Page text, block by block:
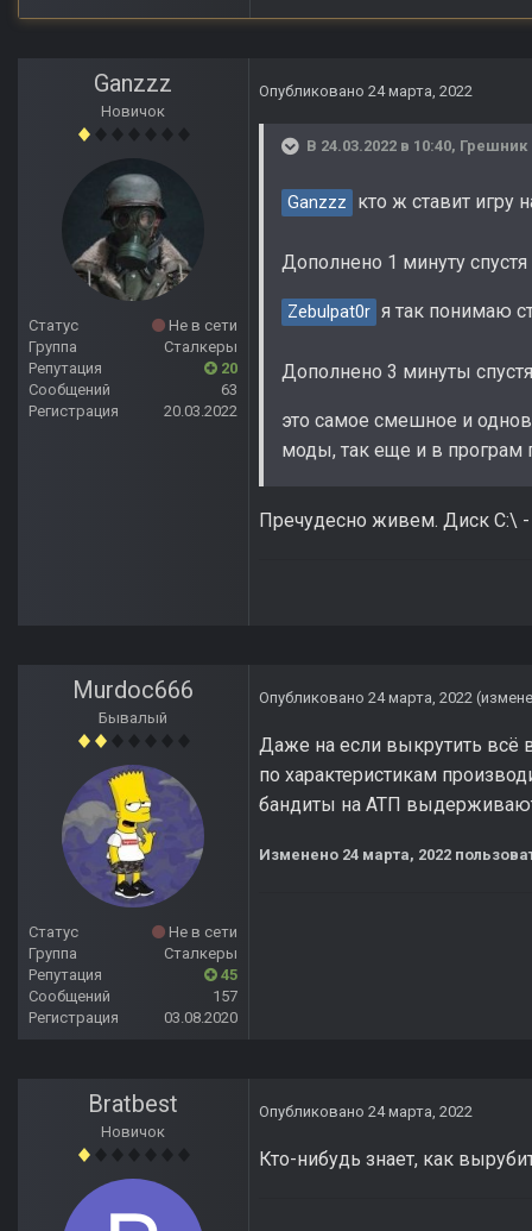
Ganzzz
Новичок
Статус
Не в сети
Группа
Сталкеры
Репутация
20
Сообщений
63
Регистрация
20.03.2022
Опубликовано 24 марта, 2022
В 24.03.2022 в 10:40, Грешник
Ganzzz кто ж ставит игру
Дополнено 1 минуту спустя
Zebulpat0r я так понимаю
Дополнено 3 минуты спустя
это самое смешное и
моды, так еще и в програм
Пречудесно живем. Диск C:\ -
Murdoc666
Бывалый
Статус
Не в сети
Группа
Сталкеры
Репутация
45
Сообщений
157
Регистрация
03.08.2020
Опубликовано 24 марта, 2022
Даже на если выкрутить всё
по характеристикам
бандиты на АТП
Изменено 24 марта, 2022
Bratbest
Новичок
Опубликовано 24 марта, 2022
Кто-нибудь знает, как